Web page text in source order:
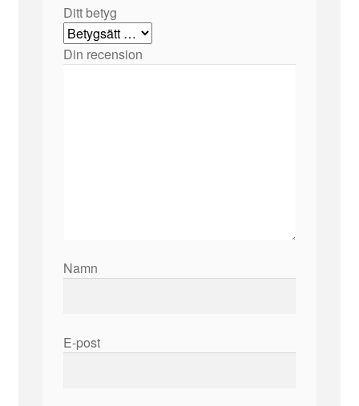
Ditt betyg
Din recension
Namn
E-post